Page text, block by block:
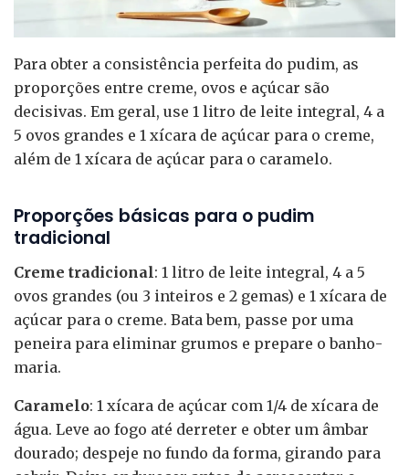
Para obter a consistência perfeita do pudim, as
proporções entre creme, ovos e açúcar são
decisivas. Em geral, use 1 litro de leite integral, 4 a
5 ovos grandes e 1 xícara de açúcar para o creme,
além de 1 xícara de açúcar para o caramelo.
Proporções básicas para o pudim
tradicional
Creme tradicional: 1 litro de leite integral, 4 a 5
ovos grandes (ou 3 inteiros e 2 gemas) e 1 xícara de
açúcar para o creme. Bata bem, passe por uma
peneira para eliminar grumos e prepare o banho-
maria.
Caramelo: 1 xícara de açúcar com 1/4 de xícara de
água. Leve ao fogo até derreter e obter um âmbar
dourado; despeje no fundo da forma, girando para